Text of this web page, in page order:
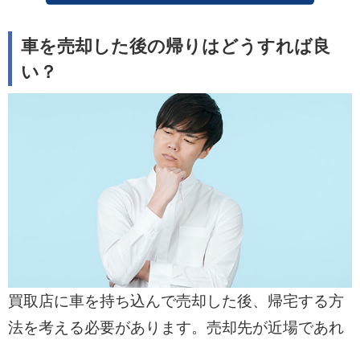
くことができます。
・出張買取を利用すれば複数の買取業者を
同日に呼んで比較しやすい
複数社から見積もりを取って比較するのは
高価買取の鉄則です。出張買取なら、自宅
にいながら同日に複数の業者へ査定を依頼
できるため、効率的に価格交渉を進められ
・高価買取を狙うなら一括査定を活用し需
要が高まる時期に売却する
決算期前の1～3月や7～9月は車が高く売れ
車を売却した後の帰りはどうすれば良
い？
買取店に車を持ち込んで売却した後、帰宅する方
法を考える必要があります。売却先が近場であれ